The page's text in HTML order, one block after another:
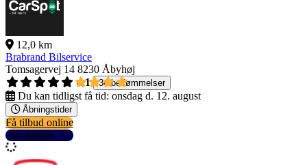
12,0 km
Brabrand Bilservice
Tomsagervej 14 8230 Åbyhøj
4,1
34 bedømmelser
Du kan tidligst få tid: onsdag d. 12. august
Åbningstider
Få tilbud online
Se detaljer